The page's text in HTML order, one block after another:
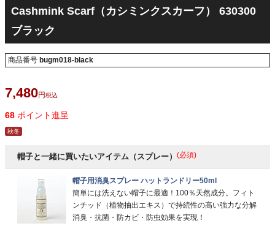
Cashmink Scarf（カシミンクスカーフ） 630300
ブラック
商品番号 bugm018-black
7,480 税込
68 ポイント進呈
秋冬
帽子と一緒に買いたいアイテム（スプレー） (必須)
帽子用消臭スプレー ハットランドリー50ml
簡単には洗えない帽子に最適！100％天然成分。フィト
ンチッド（植物抽出エキス）で持続性の高い強力な分解
消臭・抗菌・防カビ・防虫効果を実現！